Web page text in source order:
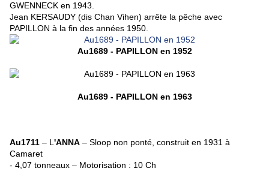
GWENNECK en 1943.
Jean KERSAUDY (dis Chan Vihen) arrête la pêche avec
PAPILLON à la fin des années 1950.
Au1689 - PAPILLON en 1952
Au1689 - PAPILLON en 1963
Au1711 – L 'ANNA – Sloop non ponté, construit en 1931 à
Camaret
- 4,07 tonneaux – Motorisation : 10 Ch